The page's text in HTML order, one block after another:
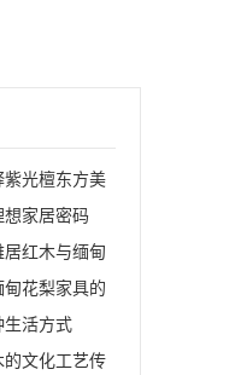
紫光檀东方美
想家居密码
红木与缅甸
花梨家具的
生活方式
的文化工艺传